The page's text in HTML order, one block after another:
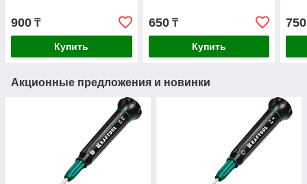
900 ₸
Купить
650₸
Купить
750
Акционные предложения и новинки